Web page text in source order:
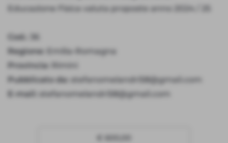
Educazione Fisica valuta proposte anno 2024 / 25
Cod.:
36
Regione:
Emilia-Romagna
Provincia:
Pubblicato da:
stefanomelandri58@gmail.com
E-mail:
stefanomelandri58@gmail.com
€ 600,00